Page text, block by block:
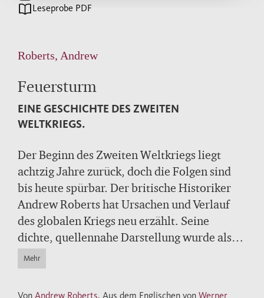
Leseprobe PDF
Roberts, Andrew
Feuersturm
EINE GESCHICHTE DES ZWEITEN
WELTKRIEGS.
Der Beginn des Zweiten Weltkriegs liegt
achtzig Jahre zurück, doch die Folgen sind
bis heute spürbar. Der britische Historiker
Andrew Roberts hat Ursachen und Verlauf
des globalen Kriegs neu erzählt. Seine
dichte, quellennahe Darstellung wurde als
Meisterwerk gerühmt, das große
Anschaulichkeit im Detail mit einem
Mehr
Von Andrew Roberts, Aus dem Englischen von Werner